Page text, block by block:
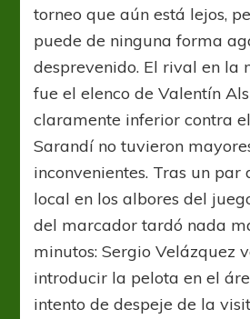
torneo que aún está lejos,
puede de ninguna forma
desprevenido. El rival en la
fue el elenco de Valentín
claramente inferior contra
Sarandí no tuvieron
inconvenientes. Tras un par
local en los albores del
del marcador tardó nada
minutos: Sergio Velázquez
introducir la pelota en el
intento de despeje de la